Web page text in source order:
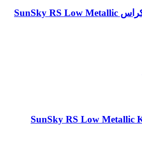
لنت جلو رانا و H30 کراس SunSky RS Low Metallic